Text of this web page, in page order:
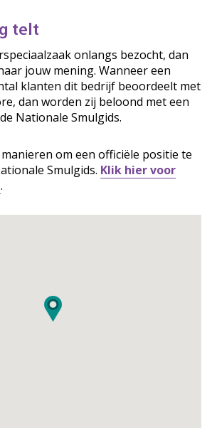
telt
onlangs bezocht, dan
jouw mening. Wanneer een
klanten dit bedrijf beoordeelt met
dan worden zij beloond met een
Nationale Smulgids.
om een officiële positie te
Smulgids. Klik hier voor
.